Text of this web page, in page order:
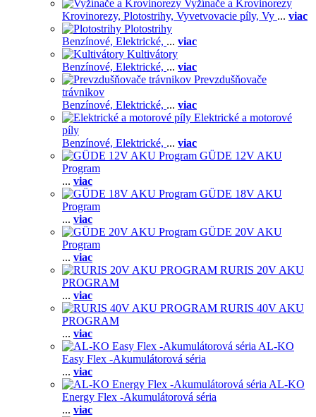
Vyžínače a Krovinorezy
Krovinorezy, Plotostrihy, Vyvetvovacie píly, Vy ... viac
Plotostrihy
Benzínové, Elektrické, ... viac
Kultivátory
Benzínové, Elektrické, ... viac
Prevzdušňovače
trávnikov
Benzínové, Elektrické, ... viac
Elektrické a motorové
píly
Benzínové, Elektrické, ... viac
GÜDE 12V AKU
Program
... viac
GÜDE 18V AKU
Program
... viac
GÜDE 20V AKU
Program
... viac
RURIS 20V AKU
PROGRAM
... viac
RURIS 40V AKU
PROGRAM
... viac
AL-KO
Easy Flex -Akumulátorová séria
... viac
AL-KO
Energy Flex -Akumulátorová séria
... viac